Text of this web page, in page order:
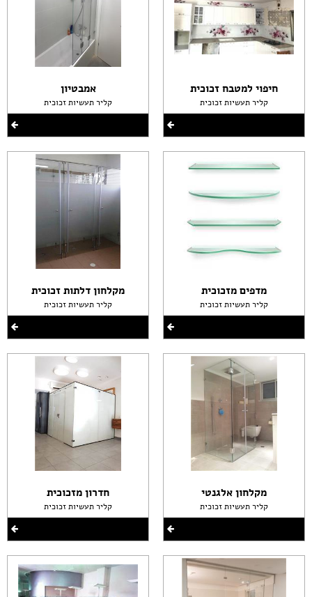
חיפוי למטבח זכוכית
קליר תעשיות זכוכית
מדפים מזכוכית
קליר תעשיות זכוכית
מקלחון אלגנטי
קליר תעשיות זכוכית
אמבטיון
קליר תעשיות זכוכית
מקלחון דלתות זכוכית
קליר תעשיות זכוכית
חדרון מזכוכית
קליר תעשיות זכוכית